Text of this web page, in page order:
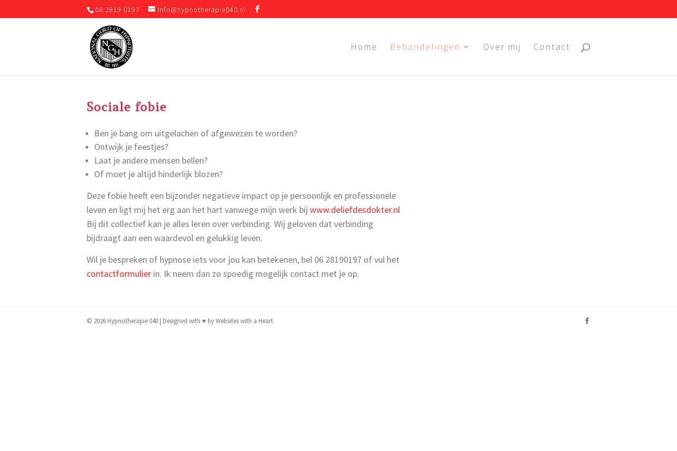
06 2819 0197 Info@hypnotherapie040.nl
Home Behandelingen Over mij Contact
Sociale fobie
Ben je bang om uitgelachen of afgewezen te worden?
Ontwijk je feestjes?
Laat je andere mensen bellen?
Of moet je altijd hinderlijk blozen?
Deze fobie heeft een bijzonder negatieve impact op je persoonlijk en professionele
leven en ligt mij het erg aan het hart vanwege mijn werk bij www.deliefdesdokter.nl
Bij dit collectief kan je alles leren over verbinding. Wij geloven dat verbinding
bijdraagt aan een waardevol en gelukkig leven.
Wil je bespreken of hypnose iets voor jou kan betekenen, bel 06 28190197 of vul het
contactformulier in. Ik neem dan zo spoedig mogelijk contact met je op.
© 2026 Hypnotherapie 040 | Designed with ♥ byWebsites with a Heart